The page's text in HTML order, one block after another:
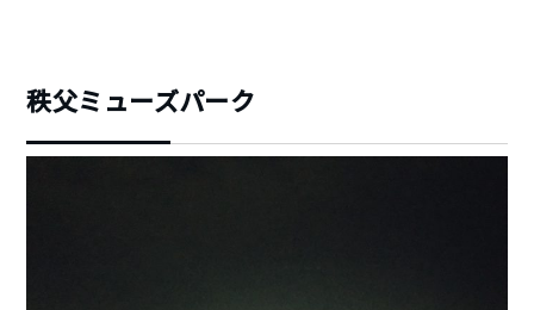
秩父ミューズパーク